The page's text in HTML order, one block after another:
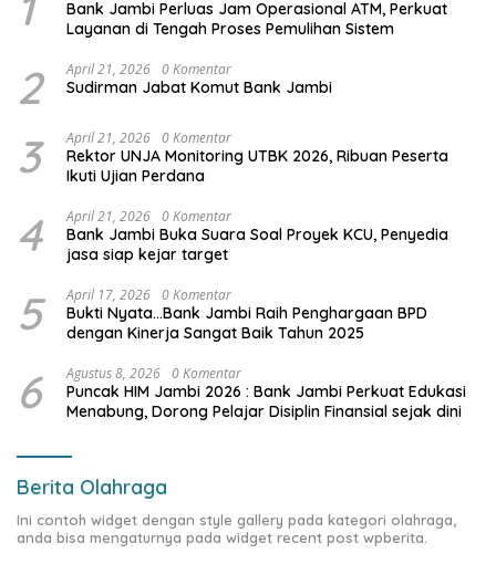
Bank Jambi Perluas Jam Operasional ATM, Perkuat
Layanan di Tengah Proses Pemulihan Sistem
2 April 21, 2026 0 Komentar
Sudirman Jabat Komut Bank Jambi
3 April 21, 2026 0 Komentar
Rektor UNJA Monitoring UTBK 2026, Ribuan Peserta
Ikuti Ujian Perdana
4 April 21, 2026 0 Komentar
Bank Jambi Buka Suara Soal Proyek KCU, Penyedia
jasa siap kejar target
5 April 17, 2026 0 Komentar
Bukti Nyata…Bank Jambi Raih Penghargaan BPD
dengan Kinerja Sangat Baik Tahun 2025
6 Agustus 8, 2026 0 Komentar
Puncak HIM Jambi 2026 : Bank Jambi Perkuat Edukasi
Menabung, Dorong Pelajar Disiplin Finansial sejak dini
Berita Olahraga
Ini contoh widget dengan style gallery pada kategori olahraga,
anda bisa mengaturnya pada widget recent post wpberita.